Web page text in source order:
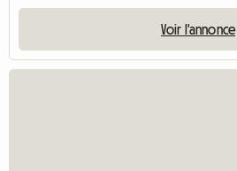
Voir l'annonce